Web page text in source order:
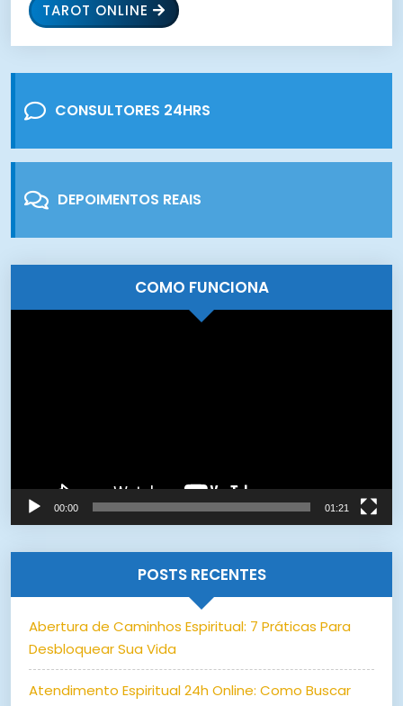
TAROT ONLINE
CONSULTORES 24HRS
DEPOIMENTOS REAIS
COMO FUNCIONA
00:00 01:21
POSTS RECENTES
Abertura de Caminhos Espiritual: 7 Práticas Para
Desbloquear Sua Vida
Atendimento Espiritual 24h Online: Como Buscar